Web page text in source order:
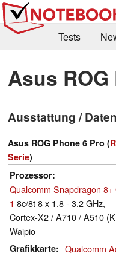
Tests
Kaufberatung
Deals
Forum
Asus
Ausstattung /
Asus ROG Phone 6 Pro (
Serie)
Prozessor
Qualcomm Snapdragon 8+
1 8c/8t 8 x 1.8 - 3.2 GHz,
Cortex-X2 / A710 / A510
Waipio
Grafikkarte Qualcomm